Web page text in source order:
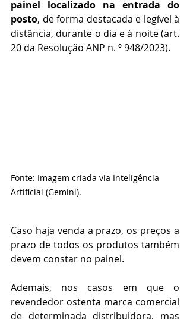
painel localizado na entrada do
posto, de forma destacada e legível à
distância, durante o dia e à noite (art.
20 da Resolução ANP n. º 948/2023).
Fonte: Imagem criada via Inteligência
Artificial (Gemini).
Caso haja venda a prazo, os preços a
prazo de todos os produtos também
devem constar no painel.
Ademais, nos casos em que o
revendedor ostenta marca comercial
de determinada distribuidora, mas